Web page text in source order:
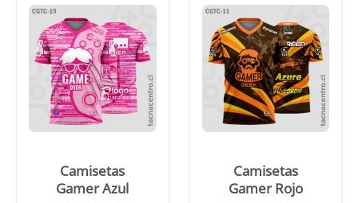
Camisetas
Gamer Azul
Camisetas
Gamer Rojo